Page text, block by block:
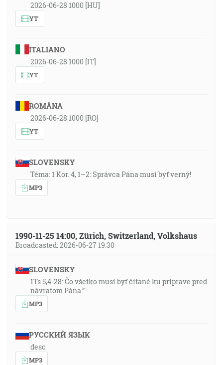
2026-06-28 1000 [HU]
YT
ITALIANO
2026-06-28 1000 [IT]
YT
ROMÂNA
2026-06-28 1000 [RO]
YT
SLOVENSKY
Téma: 1 Kor. 4, 1–2: Správca Pána musí byť verný!
MP3
1990-11-25 14:00, Zürich, Switzerland, Volkshaus
Broadcasted: 2026-06-27 19:30
SLOVENSKY
1Ts 5,4-28: Čo všetko musí byť čítané ku príprave pred
návratom Pána.”
MP3
РУССКИЙ ЯЗЫК
desc
MP3